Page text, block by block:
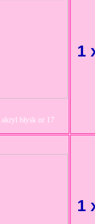
akryl błysk nr 17
1
1